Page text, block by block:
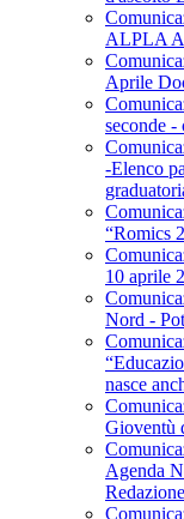
ALPLA
Aprile
seconde
-Elenco
“Romics
10 aprile
Nord -
nasce
Gioventù
Agenda